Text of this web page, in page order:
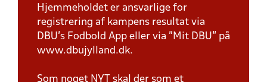
Hjemmeholdet er ansvarlige for
registrering af kampens resultat via
DBU’s Fodbold App eller via ”Mit DBU” på
www.dbujylland.dk.
Som noget NYT skal der som et